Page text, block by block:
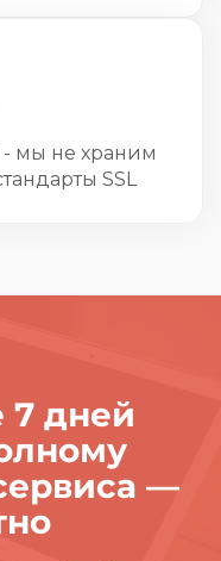
- мы не храним
SSL
7 дней
—